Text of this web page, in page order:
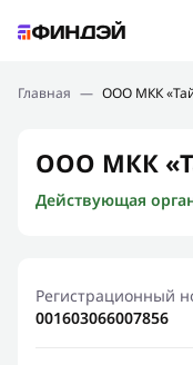
Подбор займа
Новости
Финансовое
Главная — ООО МКК
ООО МКК
Действующая
Регистрационный
001603066007856
Ошибка:
Спасибо, что
Мы свяжемся с
результат